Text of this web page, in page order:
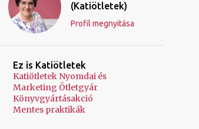
(Katiötletek)
Profil megnyitása
Ez is Katiötletek
Katiötletek Nyomdai és
Marketing Ötletgyár
Könyvgyártásakció
Mentes praktikák